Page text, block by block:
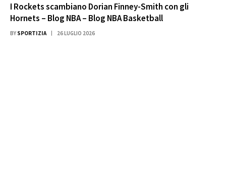
I Rockets scambiano Dorian Finney-Smith con gli
Hornets – Blog NBA – Blog NBA Basketball
BY SPORTIZIA 26 LUGLIO 2026